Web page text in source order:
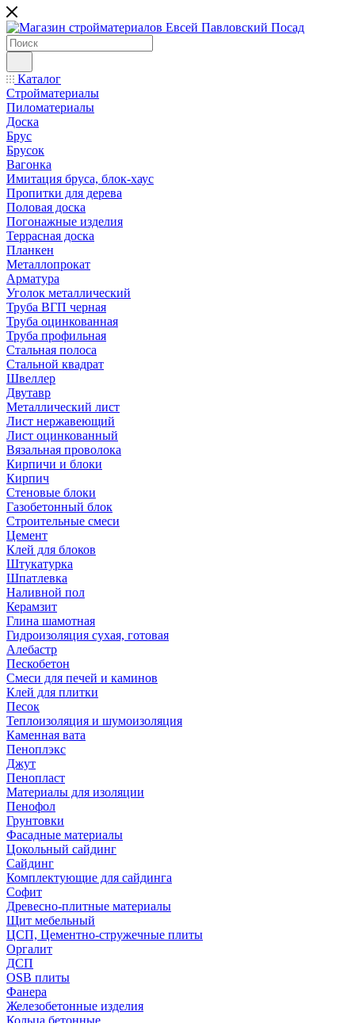
Каталог
Стройматериалы
Пиломатериалы
Доска
Брус
Брусок
Вагонка
Имитация бруса, блок-хаус
Пропитки для дерева
Половая доска
Погонажные изделия
Террасная доска
Планкен
Металлопрокат
Арматура
Уголок металлический
Труба ВГП черная
Труба оцинкованная
Труба профильная
Стальная полоса
Стальной квадрат
Швеллер
Двутавр
Металлический лист
Лист нержавеющий
Лист оцинкованный
Вязальная проволока
Кирпичи и блоки
Кирпич
Стеновые блоки
Газобетонный блок
Строительные смеси
Цемент
Клей для блоков
Штукатурка
Шпатлевка
Наливной пол
Керамзит
Глина шамотная
Гидроизоляция сухая, готовая
Алебастр
Пескобетон
Смеси для печей и каминов
Клей для плитки
Песок
Теплоизоляция и шумоизоляция
Каменная вата
Пеноплэкс
Джут
Пенопласт
Материалы для изоляции
Пенофол
Грунтовки
Фасадные материалы
Цокольный сайдинг
Сайдинг
Комплектующие для сайдинга
Софит
Древесно-плитные материалы
Щит мебельный
ЦСП, Цементно-стружечные плиты
Оргалит
ДСП
OSB плиты
Фанера
Железобетонные изделия
Кольца бетонные